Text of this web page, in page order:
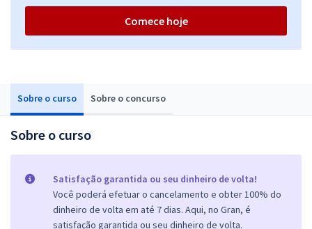
Sobre o curso Sobre o concurso
Sobre o curso
Satisfação garantida ou seu dinheiro de volta!
Você poderá efetuar o cancelamento e obter 100% do
dinheiro de volta em até 7 dias. Aqui, no Gran, é
satisfação garantida ou seu dinheiro de volta.
Comece hoje